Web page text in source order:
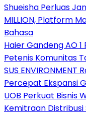
Shueisha Perluas
MILLION, Platform
Bahasa
Haier Gandeng AO
Petenis Komunitas
SUS
Percepat Ekspansi
UOB Perkuat Bisnis
Kemitraan